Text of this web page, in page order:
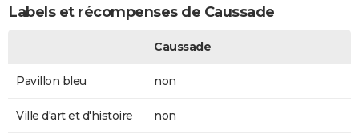
Labels et récompenses de Caussade
Caussade
Pavillon bleu non
Ville d'art et d'histoire non